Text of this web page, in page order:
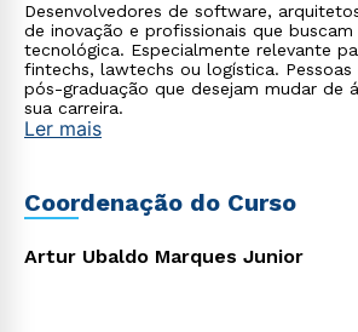
Desenvolvedores de software,
de inovação e profissionais que buscam
tecnológica. Especialmente relevante
fintechs, lawtechs ou logística.
pós-graduação que desejam mudar de
sua carreira.
Ler mais
Coordenação do Curso
Artur Ubaldo Marques Junior